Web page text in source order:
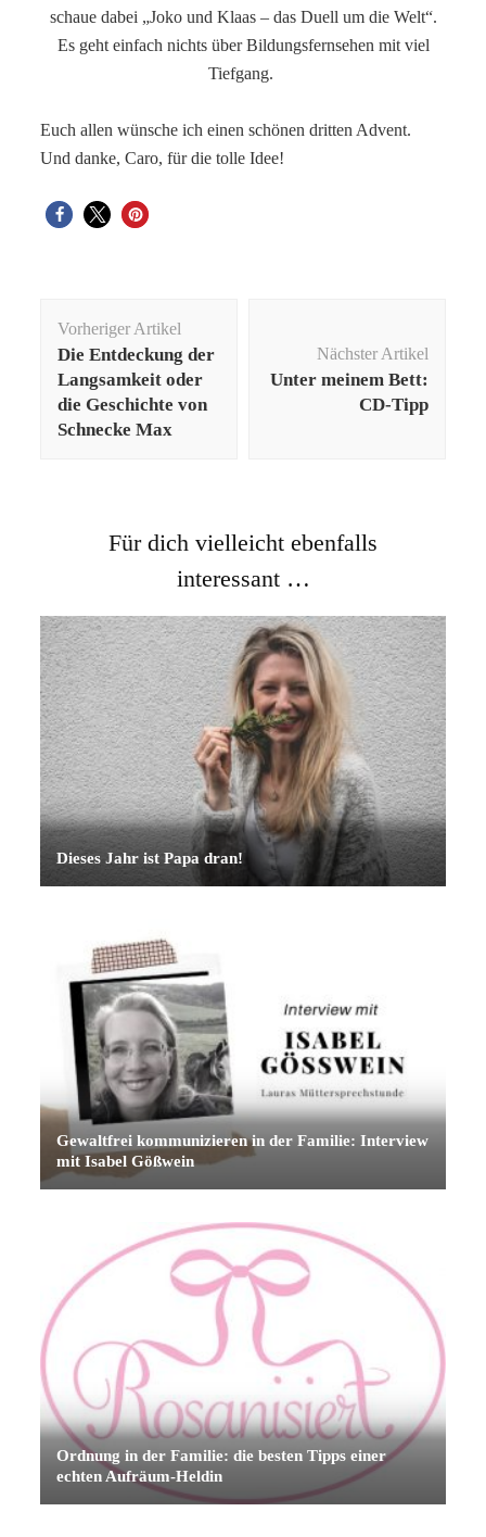
schaue dabei „Joko und Klaas – das Duell um die Welt“.
Es geht einfach nichts über Bildungsfernsehen mit viel
Tiefgang.
Euch allen wünsche ich einen schönen dritten Advent.
Und danke, Caro, für die tolle Idee!
Vorheriger Artikel
Die Entdeckung der
Langsamkeit oder
die Geschichte von
Schnecke Max
Nächster Artikel
Unter meinem Bett:
CD-Tipp
Für dich vielleicht ebenfalls
interessant …
Dieses Jahr ist Papa dran!
Gewaltfrei kommunizieren in der Familie: Interview
mit Isabel Gößwein
Ordnung in der Familie: die besten Tipps einer
echten Aufräum-Heldin